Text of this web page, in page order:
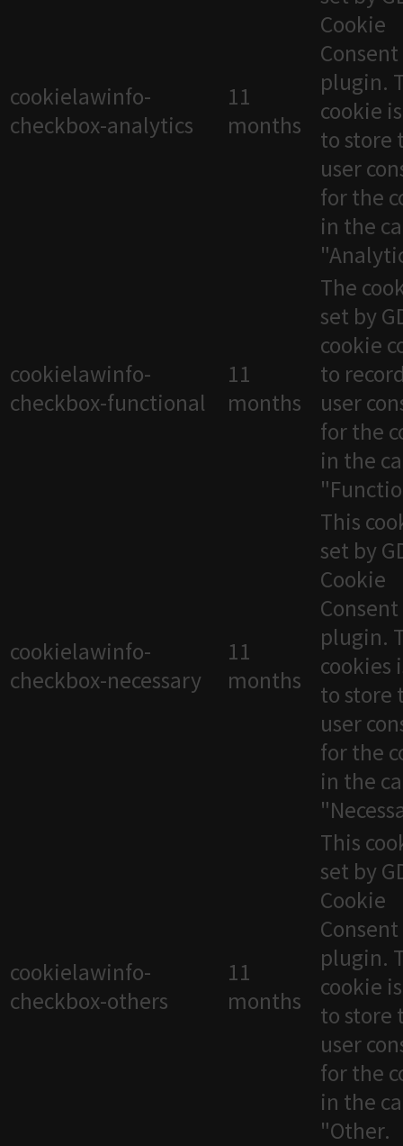
cookielawinfo-
checkbox-analytics
11
months
Cookie
Consent
plugin.
cookie
to store
user
for the
in the
cookielawinfo-
checkbox-functional
11
months
The
set by
cookie
to
user
for the
in the
cookielawinfo-
checkbox-necessary
11
months
This
set by
Cookie
Consent
plugin.
cookies
to store
user
for the
in the
cookielawinfo-
checkbox-others
11
months
This
set by
Cookie
Consent
plugin.
cookie
to store
user
for the
in the
"Other.